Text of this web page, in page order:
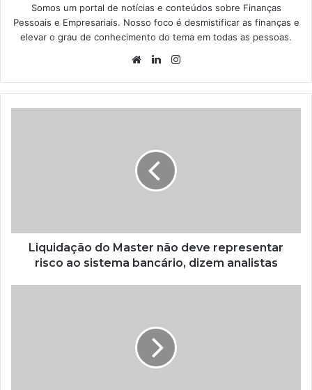
Somos um portal de notícias e conteúdos sobre Finanças
Pessoais e Empresariais. Nosso foco é desmistificar as finanças e
elevar o grau de conhecimento do tema em todas as pessoas.
WebsiteLinkedin
Liquidação do Master não deve representar
risco ao sistema bancário, dizem analistas